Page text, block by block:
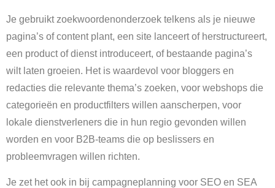
Je gebruikt zoekwoordenonderzoek telkens als je nieuwe
pagina’s of content plant, een site lanceert of herstructureert,
een product of dienst introduceert, of bestaande pagina’s
wilt laten groeien. Het is waardevol voor bloggers en
redacties die relevante thema’s zoeken, voor webshops die
categorieën en productfilters willen aanscherpen, voor
lokale dienstverleners die in hun regio gevonden willen
worden en voor B2B-teams die op beslissers en
probleemvragen willen richten.
Je zet het ook in bij campagneplanning voor SEO en SEA